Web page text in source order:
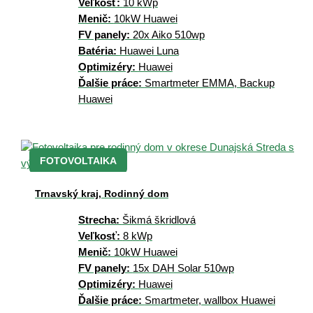
bol hotový do
pol roka, čo je
v dnešnej
dobe výborný
výsledok.
Systém
čo som
Firmu IC Grid
odporúčam
každému, kto
chce
spoľahlivú
inštaláciu,
férový prístup
a maximálny
Veľkosť: 10 kWp
Menič: 10kW Huawei
FV panely: 20x Aiko 510wp
Batéria: Huawei Luna
Optimizéry: Huawei
Ďalšie práce: Smartmeter EMMA, Backup
Huawei
FOTOVOLTAIKA
Trnavský kraj, Rodinný dom
Strecha: Šikmá škridlová
Veľkosť: 8 kWp
Menič: 10kW Huawei
FV panely: 15x DAH Solar 510wp
Optimizéry: Huawei
Ďalšie práce: Smartmeter, wallbox Huawei